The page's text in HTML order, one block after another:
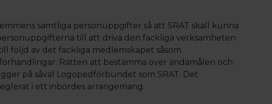
samtliga personuppgifter så att SRAT skall kunna
till att driva den fackliga verksamheten
följd av det fackliga medlemskapet såsom
Rätten att bestämma över ändamålen och
på såväl Logopedförbundet som SRAT. Det
i ett inbördes arrangemang.